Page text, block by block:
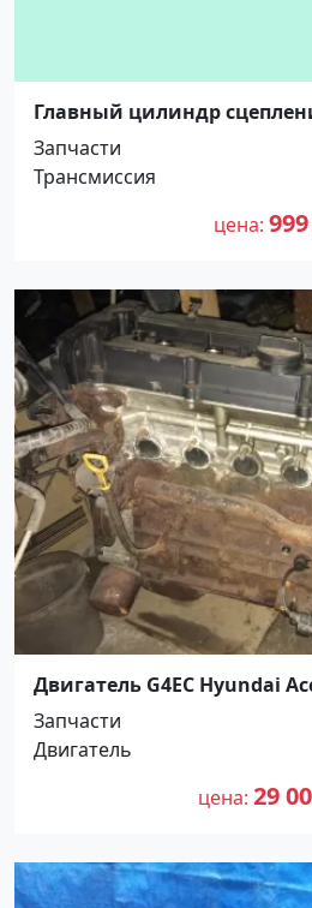
Главный цилиндр
FK41#, 5/8". Распродажа!
Запчасти
Трансмиссия
цена 999
Двигатель G4EC Hyundai
Краснодар
Запчасти
Двигатель
цена 29